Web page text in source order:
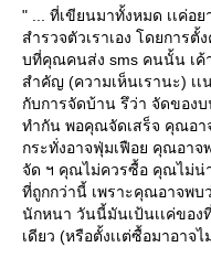
" ... ที่เขียนมาทั้งหมด เเค่อย
สำรวจตัวเราเอง โดยการตั้
บที่คุณคนส่ง sms คนนั้น เค้า
สำคัญ (ความเห็นเรานะ) เ
กับการจัดบ้าน รึว่า จัดของ
ทำกัน พอคุณจัดเสร็จ คุณอา
กระทั่งอาจฟุ่มเฟือย คุณอาจ
จัด ฯ คุณไม่ควรซื้อ คุณไม่น่
ที่ถูกกว่านี้ เพราะคุณอาจพ
นักหนา วันนี้มันเป้นเเค่ของ
เดียว (หรือตั้งเเต่ซื้อมาอาจ